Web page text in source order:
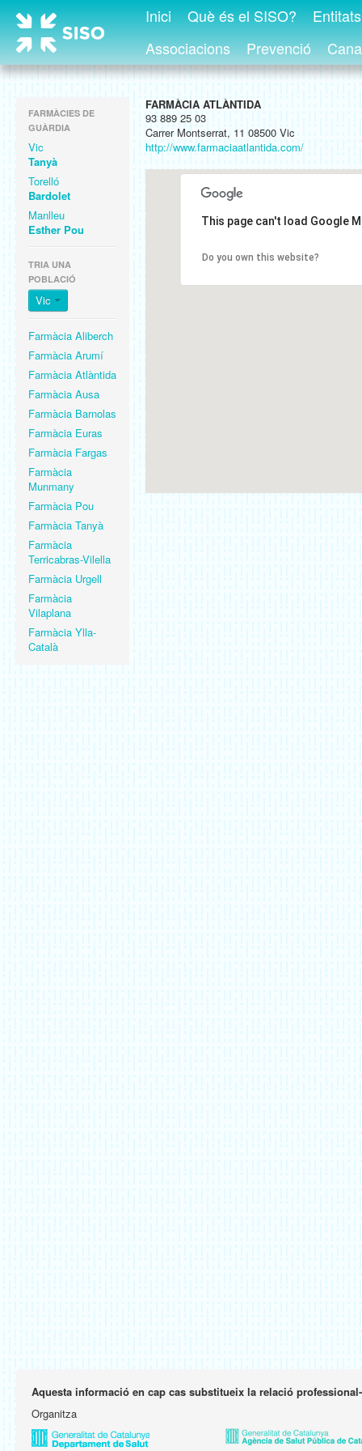
Inici Què és el SISO?
Associacions
Prevenció
FARMÀCIES DE
GUÀRDIA
Vic
Tanyà
Torelló
Bardolet
Manlleu
Esther Pou
TRIA UNA
POBLACIÓ
Vic
Farmàcia Aliberch
Farmàcia Arumí
Farmàcia Atlàntida
Farmàcia Ausa
Farmàcia Barnolas
Farmàcia Euras
Farmàcia Fargas
Farmàcia
Munmany
Farmàcia Pou
Farmàcia Tanyà
Farmàcia
Terricabras-Vilella
Farmàcia Urgell
Farmàcia
Vilaplana
Farmàcia Ylla-
Català
FARMÀCIA ATLÀNTIDA
93 889 25 03
Carrer Montserrat, 11 08500 Vic
http://www.farmaciaatlantida.com/
This page can't load Google
Do you own this website?
Aquesta informació en cap cas substitueix la relació
Organitza